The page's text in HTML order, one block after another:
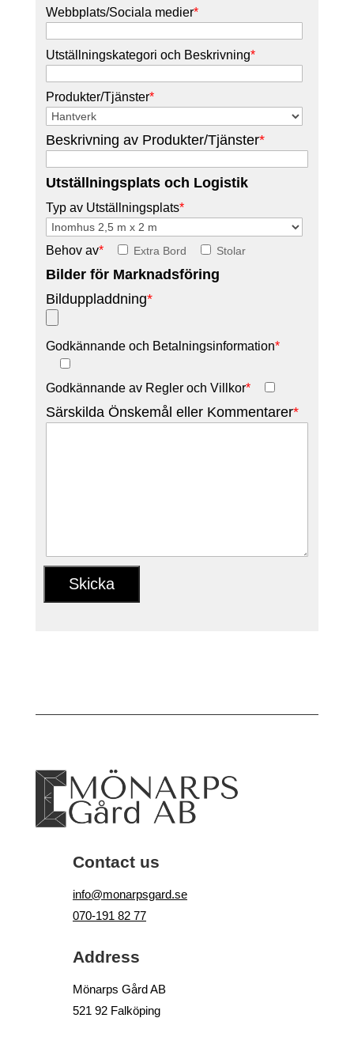
Webbplats/Sociala medier*
Utställningskategori och Beskrivning*
Produkter/Tjänster*
Beskrivning av Produkter/Tjänster*
Utställningsplats och Logistik
Typ av Utställningsplats*
Behov av* Extra Bord Stolar
Bilder för Marknadsföring
Bilduppladdning*
Godkännande och Betalningsinformation*
Godkännande av Regler och Villkor*
Särskilda Önskemål eller Kommentarer*
Contact us
info@monarpsgard.se
070-191 82 77
Address
Mönarps Gård AB
521 92 Falköping